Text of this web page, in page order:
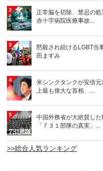
2
正常脳を切除、禁忌の
赤十字病院医療事故...
3
黙殺され続けるLGBT当
田ますみ
4
米シンクタンクが安倍
上最も偉大な首相、...
5
中国外務省が大絶賛し
「７３１部隊の真実」...
>>総合人気ランキング